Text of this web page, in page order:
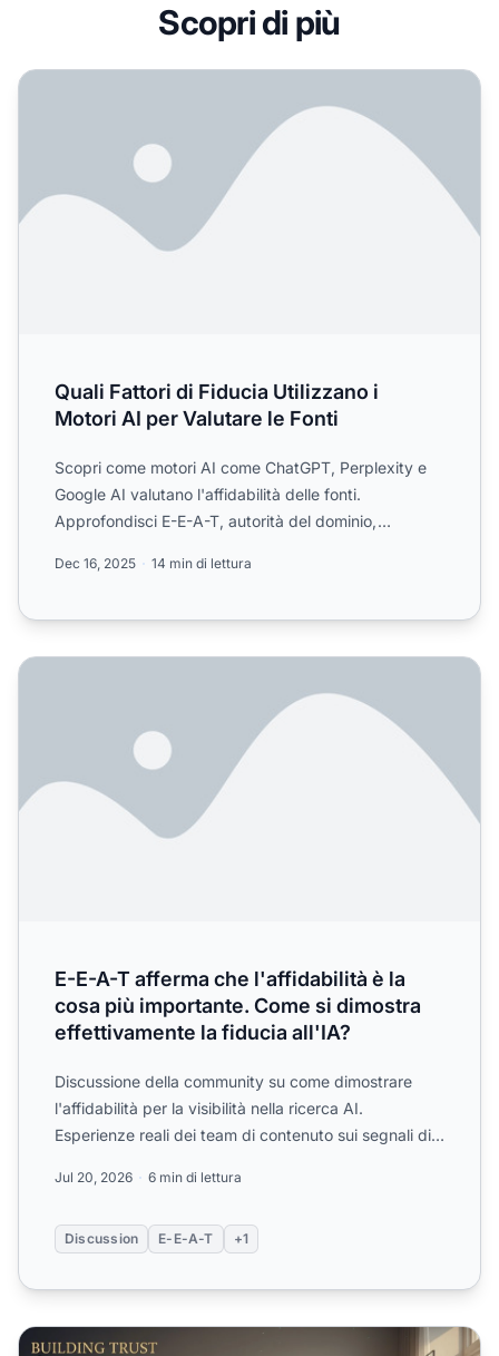
Scopri di più
Quali Fattori di Fiducia Utilizzano i Motori AI per Valutare
Quali Fattori di Fiducia Utilizzano i
Motori AI per Valutare le Fonti
Scopri come motori AI come ChatGPT, Perplexity e
Google AI valutano l'affidabilità delle fonti.
Approfondisci E-E-A-T, autorità del dominio,
Dec 16, 2025 14 min di lettura
E-E-A-T afferma che l'affidabilità è la cosa più
E-E-A-T afferma che l'affidabilità è la
cosa più importante. Come si dimostra
effettivamente la fiducia all'IA?
Discussione della community su come dimostrare
l'affidabilità per la visibilità nella ricerca AI.
Esperienze reali dei team di contenuto sui segnali di
Jul 20, 2026 6 min di lettura
Discussion E-E-A-T +1
Competenza dell'autore: dimostrare le credenziali per la